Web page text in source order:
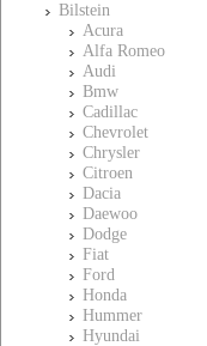
Bilstein
Acura
Alfa Romeo
Audi
Bmw
Cadillac
Chevrolet
Chrysler
Citroen
Dacia
Daewoo
Dodge
Fiat
Ford
Honda
Hummer
Hyundai